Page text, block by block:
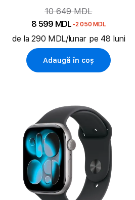
Aluminium
10 649 MDL
8 599 MDL -2 050 MDL
de la 290 MDL/lunar pe 48 luni
Adaugă în coș